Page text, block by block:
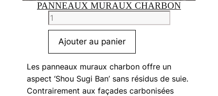
PANNEAUX MURAUX CHARBON
quantité
de
Panneaux
muraux
Charbon
Ajouter au panier
Les panneaux muraux charbon offre un
aspect ‘Shou Sugi Ban’ sans résidus de suie.
Contrairement aux façades carbonisées